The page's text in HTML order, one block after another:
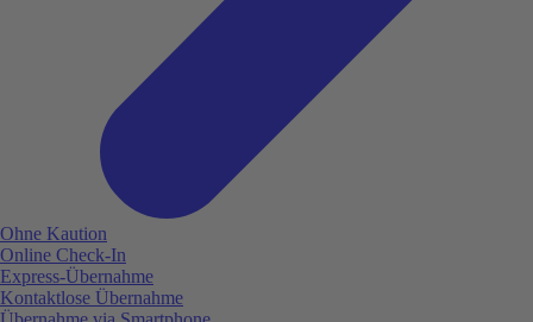
Ohne Kaution
Online Check-In
Express-Übernahme
Kontaktlose Übernahme